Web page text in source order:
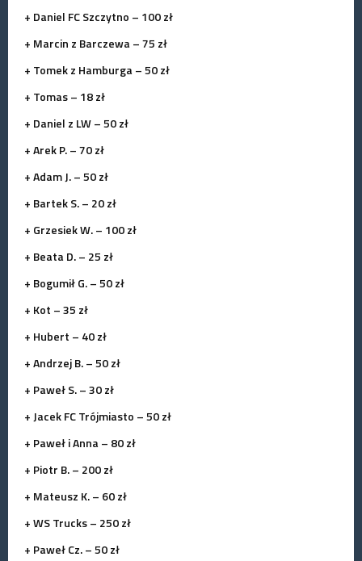
+ Daniel FC Szczytno – 100 zł
+ Marcin z Barczewa – 75 zł
+ Tomek z Hamburga – 50 zł
+ Tomas – 18 zł
+ Daniel z LW – 50 zł
+ Arek P. – 70 zł
+ Adam J. – 50 zł
+ Bartek S. – 20 zł
+ Grzesiek W. – 100 zł
+ Beata D. – 25 zł
+ Bogumił G. – 50 zł
+ Kot – 35 zł
+ Hubert – 40 zł
+ Andrzej B. – 50 zł
+ Paweł S. – 30 zł
+ Jacek FC Trójmiasto – 50 zł
+ Paweł i Anna – 80 zł
+ Piotr B. – 200 zł
+ Mateusz K. – 60 zł
+ WS Trucks – 250 zł
+ Paweł Cz. – 50 zł